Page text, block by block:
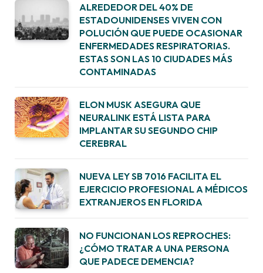
ALREDEDOR DEL 40% DE
ESTADOUNIDENSES VIVEN CON
POLUCIÓN QUE PUEDE OCASIONAR
ENFERMEDADES RESPIRATORIAS.
ESTAS SON LAS 10 CIUDADES MÁS
CONTAMINADAS
ELON MUSK ASEGURA QUE
NEURALINK ESTÁ LISTA PARA
IMPLANTAR SU SEGUNDO CHIP
CEREBRAL
NUEVA LEY SB 7016 FACILITA EL
EJERCICIO PROFESIONAL A MÉDICOS
EXTRANJEROS EN FLORIDA
NO FUNCIONAN LOS REPROCHES:
¿CÓMO TRATAR A UNA PERSONA
QUE PADECE DEMENCIA?